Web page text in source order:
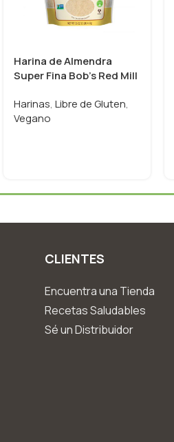
Harina de Almendra
Super Fina Bob’s Red Mill
Harinas, Libre de Gluten,
Vegano
CLIENTES
Encuentra una Tienda
Recetas Saludables
Sé un Distribuidor